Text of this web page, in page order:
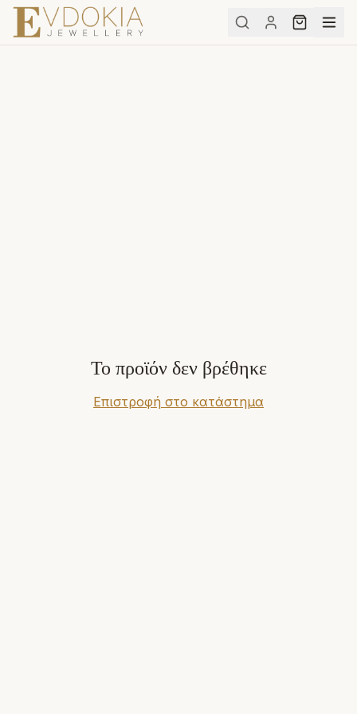
Το προϊόν δεν βρέθηκε
Επιστροφή στο κατάστημα